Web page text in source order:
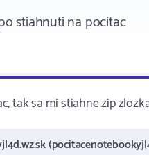
stiahnuti na pocitac
tak sa mi stiahne zip